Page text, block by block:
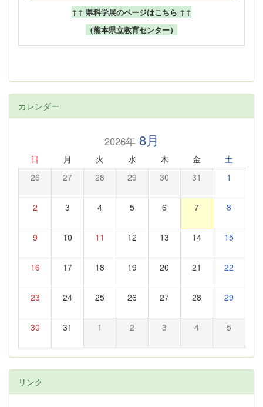
↑↑ 県科学展のページはこちら ↑↑
（熊本県立教育センター）
カレンダー
2026年8月
日 月 火 水 木 金 土
26 27 28 29 30 31 1
2 3 4 5 6 7 8
9 10 11 12 13 14 15
16 17 18 19 20 21 22
23 24 25 26 27 28 29
30 31 1 2 3 4 5
リンク